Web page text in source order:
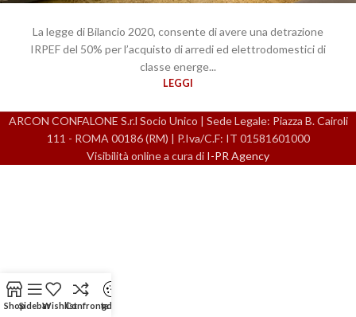
La legge di Bilancio 2020, consente di avere una detrazione
IRPEF del 50% per l’acquisto di arredi ed elettrodomestici di
classe energe...
LEGGI
ARCON CONFALONE S.r.l Socio Unico | Sede Legale: Piazza B. Cairoli
111 - ROMA 00186 (RM) | P.Iva/C.F: IT 01581601000
Visibilità online a cura di I-PR Agency
ShopSidebarWishlistConfrontagdpr